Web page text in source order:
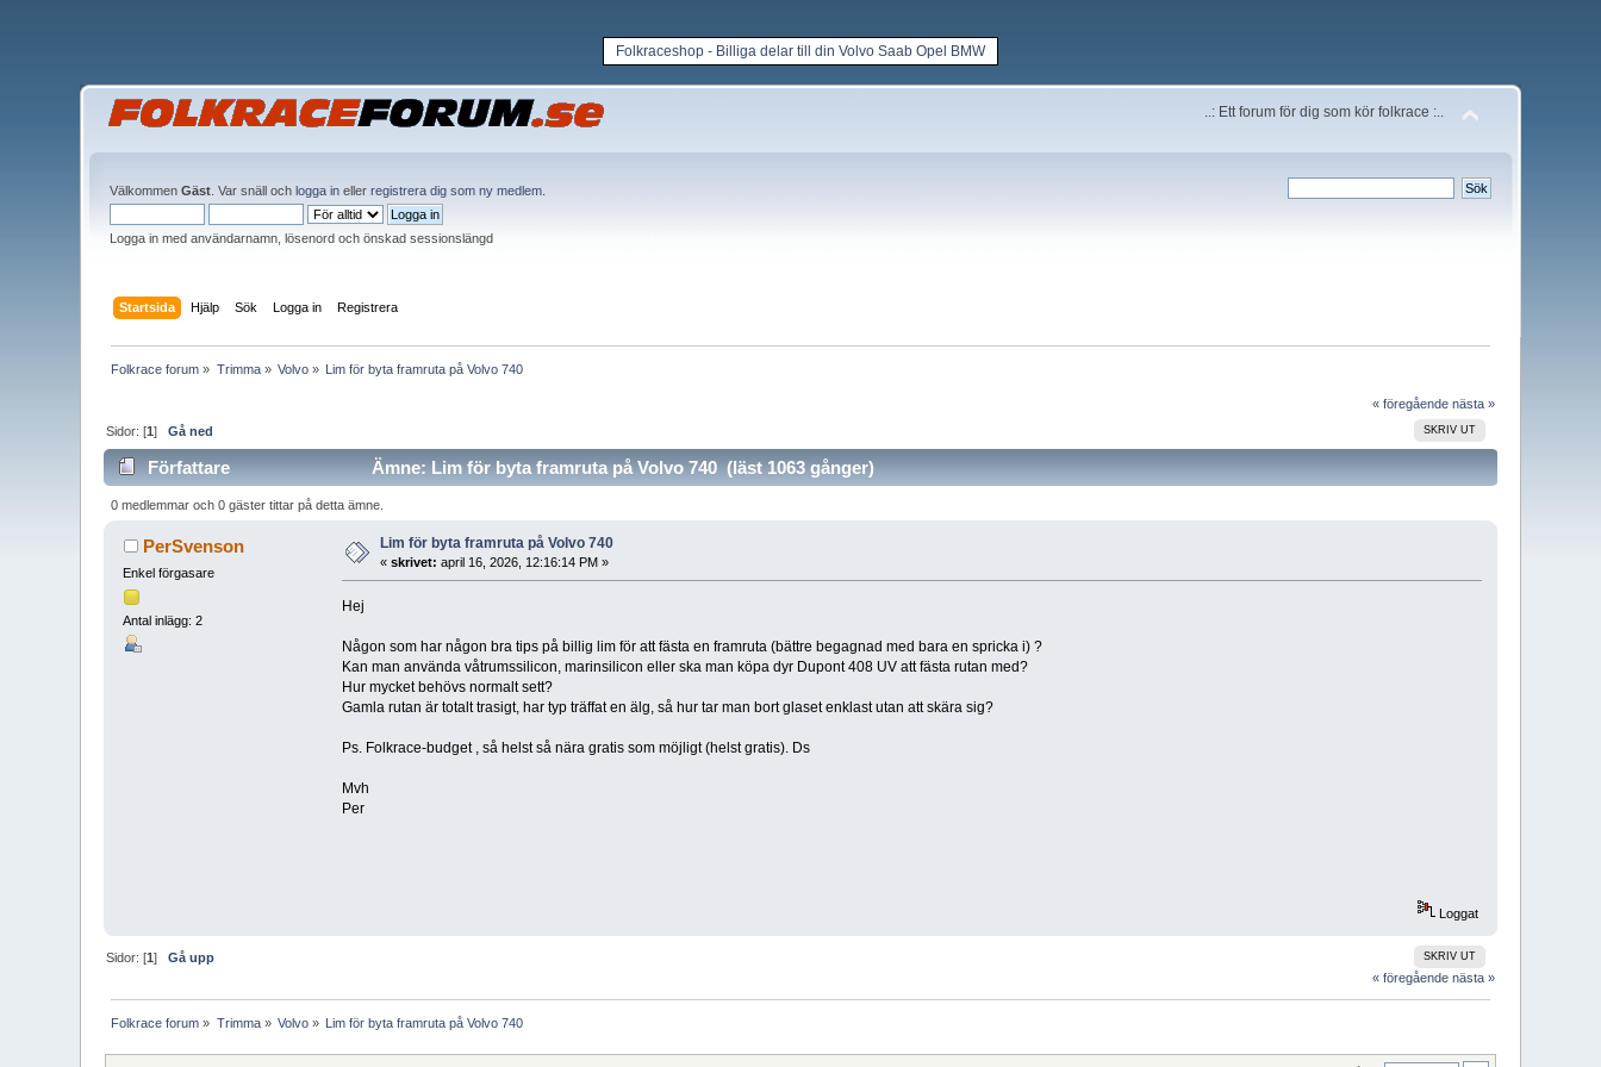
Folkraceshop - Billiga delar till din Volvo Saab Opel BMW
..: Ett forum för dig som kör folkrace :..
VälkommenGäst . Var snäll ochlogga in ellerregistrera dig som ny medlem
Logga in med användarnamn, lösenord och önskad sessionslängd
Startsida Hjälp Sök Logga in Registrera
Folkrace forum » Trimma» Volvo » Lim för byta framruta på Volvo 740
« föregående nästa »
SKRIV UT
Sidor: [1]Gå ned
Författare Ämne: Lim för byta framruta på Volvo 740 (läst 1063 gånger)
0 medlemmar och 0 gäster tittar på detta ämne.
PerSvenson
Enkel förgasare
Antal inlägg: 2
Lim för byta framruta på Volvo 740
«skrivet: april 16, 2026, 12:16:14 PM »
Hej
Någon som har någon bra tips på billig lim för att fästa en framruta (bättre begagnad med bara en spricka i) ?
Kan man använda våtrumssilicon, marinsilicon eller ska man köpa dyr Dupont 408 UV att fästa rutan med?
Hur mycket behövs normalt sett?
Gamla rutan är totalt trasigt, har typ träffat en älg, så hur tar man bort glaset enklast utan att skära sig?
Ps. Folkrace-budget , så helst så nära gratis som möjligt (helst gratis). Ds
Mvh
Per
Loggat
SKRIV UT
Sidor: [1]Gå upp
« föregående nästa »
Folkrace forum » Trimma» Volvo » Lim för byta framruta på Volvo 740